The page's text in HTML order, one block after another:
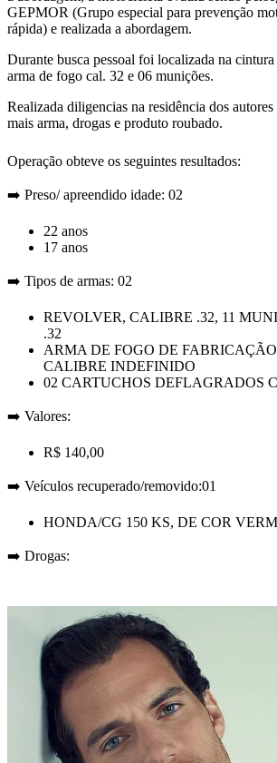
GEPMOR (Grupo especial para prevenção
rápida) e realizada a abordagem.
Durante busca pessoal foi localizada na cintura
arma de fogo cal. 32 e 06 munições.
Realizada diligencias na residência dos
mais arma, drogas e produto roubado.
Operação obteve os seguintes resultados:
➡️ Preso/ apreendido idade: 02
22 anos
17 anos
➡️ Tipos de armas: 02
REVOLVER, CALIBRE .32, 11
.32
ARMA DE FOGO DE
CALIBRE INDEFINIDO
02 CARTUCHOS DEFLAGRADOS
➡️ Valores:
R$ 140,00
➡️ Veículos recuperado/removido:01
HONDA/CG 150 KS, DE COR
➡️ Drogas: